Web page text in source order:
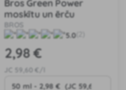
Bros Green Power
moskītu un ērču
atbaidīšanas līdzeklis
BROS
5.0
2,98 €
59 ,60 €/l